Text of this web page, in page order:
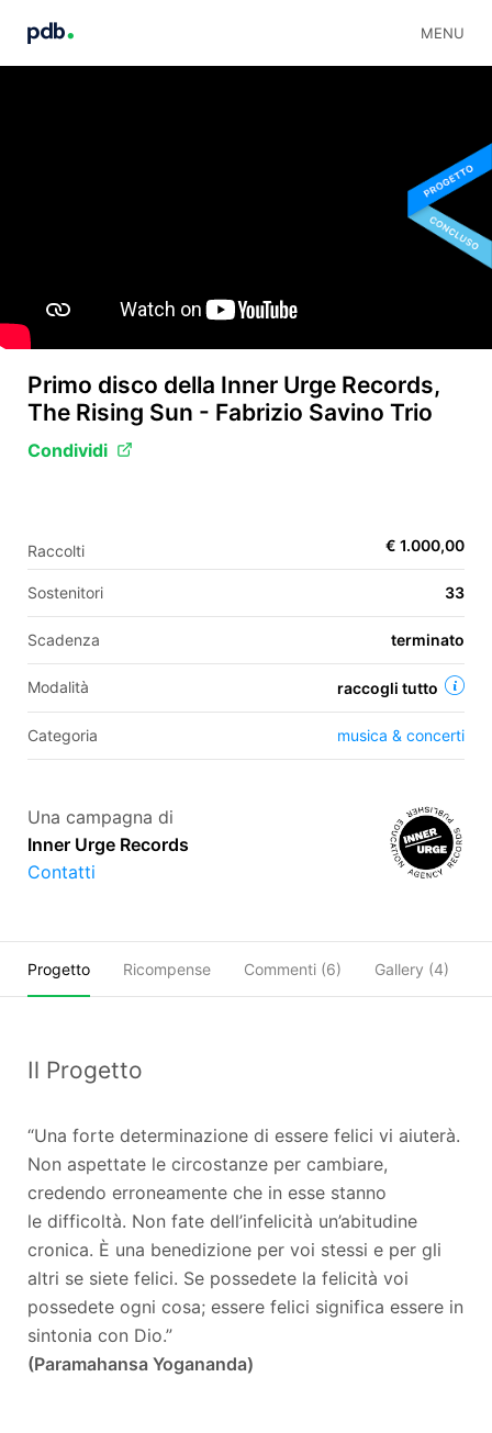
MENU
EN
FR
Primo disco della Inner Urge Records,
The Rising Sun - Fabrizio Savino Trio
Condividi
Raccolti € 1.000,00
Sostenitori 33
Scadenza terminato
Modalità raccogli tutto
Categoria musica & concerti
Una campagna di
Inner Urge Records
Contatti
Progetto Ricompense Commenti (6) Gallery (4)
Il Progetto
“Una forte determinazione di essere felici vi aiuterà.
Non aspettate le circostanze per cambiare,
credendo erroneamente che in esse stanno
le difficoltà. Non fate dell’infelicità un’abitudine
cronica. È una benedizione per voi stessi e per gli
altri se siete felici. Se possedete la felicità voi
possedete ogni cosa; essere felici significa essere in
sintonia con Dio.”
(Paramahansa Yogananda)